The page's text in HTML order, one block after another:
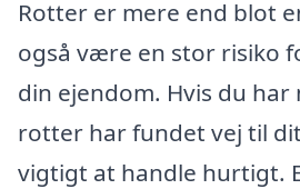
Rotter er mere end blot
også være en stor risiko
din ejendom. Hvis du har
rotter har fundet vej til
vigtigt at handle hurtigt.